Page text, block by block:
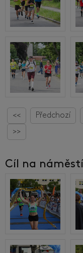
<< Předchozí
>>
Cíl na náměstí